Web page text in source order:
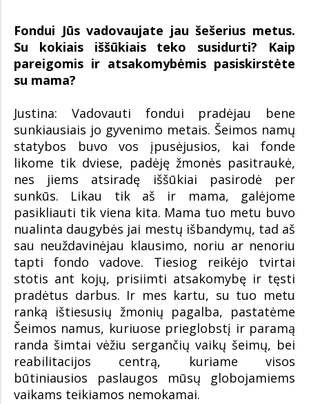
Fondui Jūs vadovaujate jau šešerius metus.
Su kokiais iššūkiais teko susidurti? Kaip
pareigomis ir atsakomybėmis pasiskirstėte
su mama?
Justina: Vadovauti fondui pradėjau bene
sunkiausiais jo gyvenimo metais. Šeimos namų
statybos buvo vos įpusėjusios, kai fonde
likome tik dviese, padėję žmonės pasitraukė,
nes jiems atsiradę iššūkiai pasirodė per
sunkūs. Likau tik aš ir mama, galėjome
pasikliauti tik viena kita. Mama tuo metu buvo
nualinta daugybės jai mestų išbandymų, tad aš
sau neuždavinėjau klausimo, noriu ar nenoriu
tapti fondo vadove. Tiesiog reikėjo tvirtai
stotis ant kojų, prisiimti atsakomybę ir tęsti
pradėtus darbus. Ir mes kartu, su tuo metu
ranką ištiesusių žmonių pagalba, pastatėme
Šeimos namus, kuriuose prieglobstį ir paramą
randa šimtai vėžiu sergančių vaikų šeimų, bei
reabilitacijos centrą, kuriame visos
būtiniausios paslaugos mūsų globojamiems
vaikams teikiamos nemokamai.